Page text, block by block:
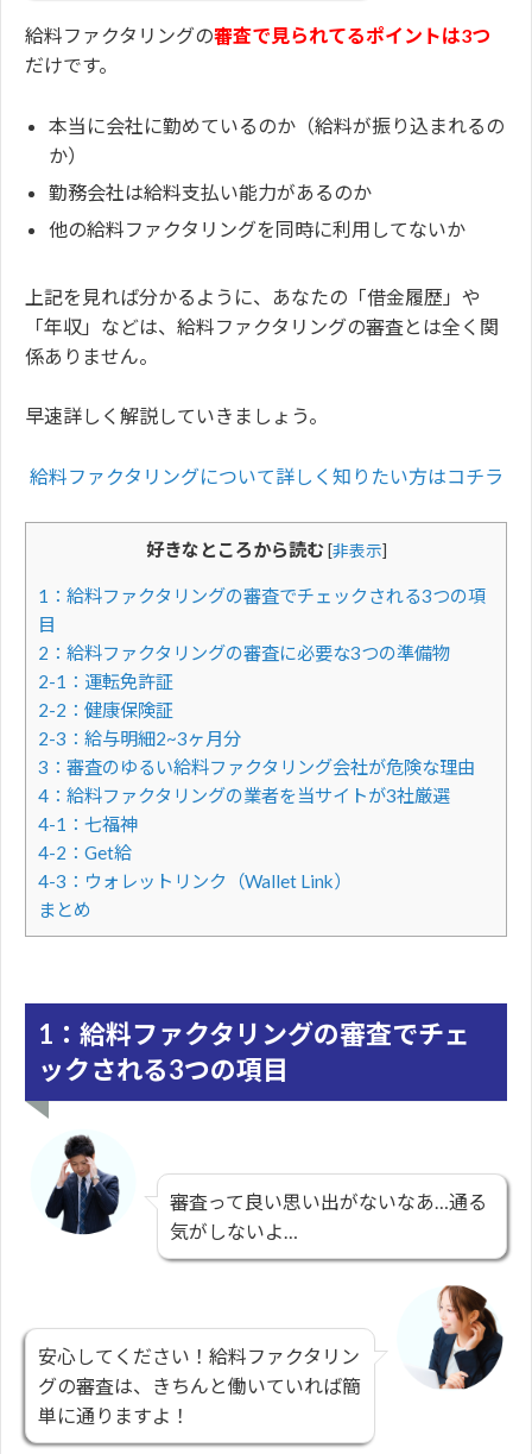
給料ファクタリングの審査で見られてるポイントは3つ
だけです。
本当に会社に勤めているのか（給料が振り込まれるの
か）
勤務会社は給料支払い能力があるのか
他の給料ファクタリングを同時に利用してないか
上記を見れば分かるように、あなたの「借金履歴」や
「年収」などは、給料ファクタリングの審査とは全く関
係ありません。
早速詳しく解説していきましょう。
給料ファクタリングについて詳しく知りたい方はコチラ
好きなところから読む [非表示]
1：給料ファクタリングの審査でチェックされる3つの項
目
2：給料ファクタリングの審査に必要な3つの準備物
2-1：運転免許証
2-2：健康保険証
2-3：給与明細2~3ヶ月分
3：審査のゆるい給料ファクタリング会社が危険な理由
4：給料ファクタリングの業者を当サイトが3社厳選
4-1：七福神
4-2：Get給
4-3：ウォレットリンク（Wallet Link）
まとめ
1：給料ファクタリングの審査でチェ
ックされる3つの項目
審査って良い思い出がないなあ…通る
気がしないよ…
安心してください！給料ファクタリン
グの審査は、きちんと働いていれば簡
単に通りますよ！